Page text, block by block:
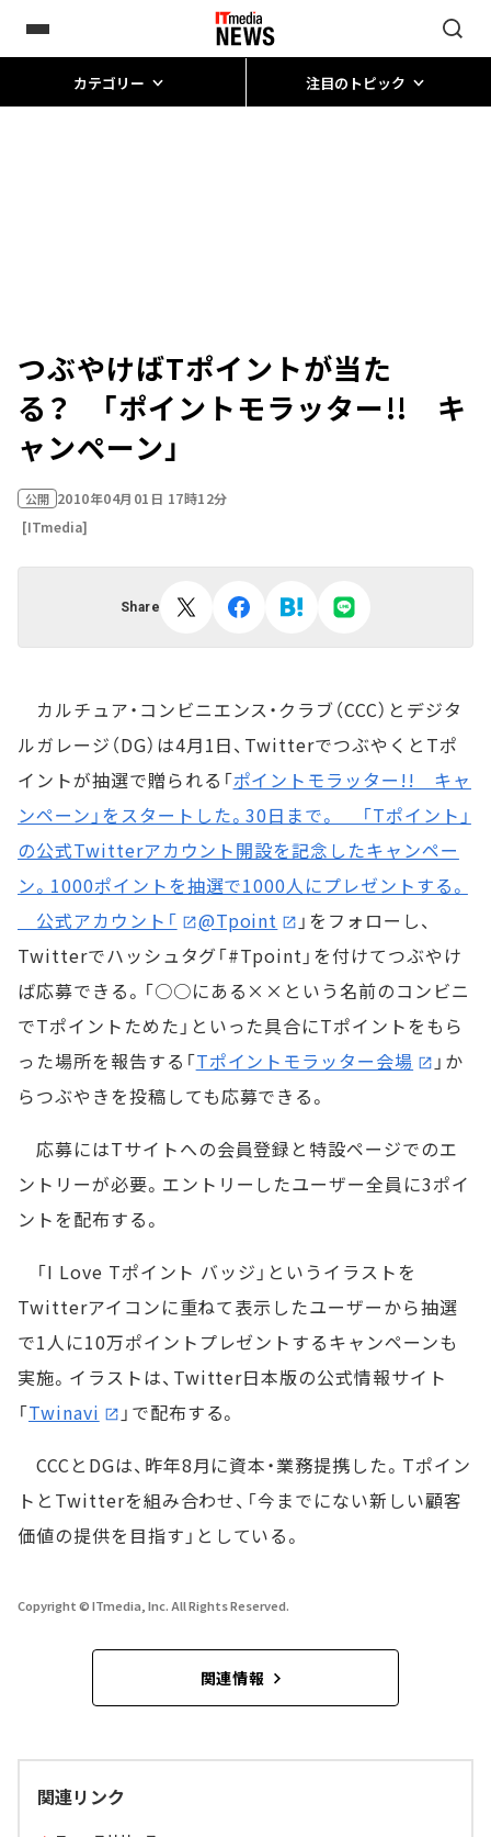
カテゴリー 注目のトピック
つぶやけばTポイントが当た
る？ 「ポイントモラッター!! キ
ャンペーン」
公開 2010年04月01日 17時12分
[ITmedia]
Share
カルチュア・コンビニエンス・クラブ（CCC）とデジタ
ルガレージ（DG）は4月1日、TwitterでつぶやくとTポ
イントが抽選で贈られる「ポイントモラッター!! キャ
ンペーン」をスタートした。30日まで。 「Tポイント」
の公式Twitterアカウント開設を記念したキャンペー
ン。1000ポイントを抽選で1000人にプレゼントする。
公式アカウント「
@Tpoint
」をフォローし、
Twitterでハッシュタグ「#Tpoint」を付けてつぶやけ
ば応募できる。「○○にある××という名前のコンビニ
でTポイントためた」といった具合にTポイントをもら
った場所を報告する「Tポイントモラッター会場
」か
らつぶやきを投稿しても応募できる。
応募にはTサイトへの会員登録と特設ページでのエ
ントリーが必要。エントリーしたユーザー全員に3ポイ
ントを配布する。
「I Love Tポイント バッジ」というイラストを
Twitterアイコンに重ねて表示したユーザーから抽選
で1人に10万ポイントプレゼントするキャンペーンも
実施。イラストは、Twitter日本版の公式情報サイト
「Twinavi
」で配布する。
CCCとDGは、昨年8月に資本・業務提携した。Tポイン
トとTwitterを組み合わせ、「今までにない新しい顧客
価値の提供を目指す」としている。
Copyright © ITmedia, Inc. All Rights Reserved.
関連情報
関連リンク